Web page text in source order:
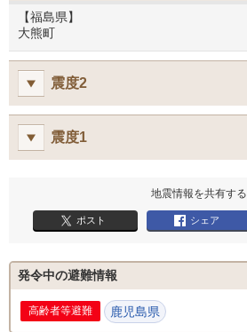
【福島県】
大熊町
震度2
震度1
地震情報を共有する
ポスト シェア
発令中の避難情報
鹿児島県